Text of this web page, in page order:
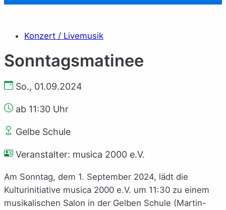
Konzert / Livemusik
Sonntagsmatinee
So., 01.09.2024
ab 11:30 Uhr
Gelbe Schule
Veranstalter: musica 2000 e.V.
Am Sonntag, dem 1. September 2024, lädt die
Kulturinitiative musica 2000 e.V. um 11:30 zu einem
musikalischen Salon in der Gelben Schule (Martin-